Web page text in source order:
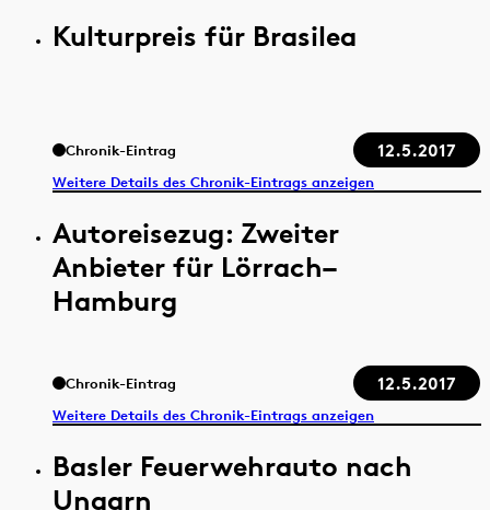
Kulturpreis für Brasilea
Chronik-Eintrag 12.5.2017
Weitere Details des Chronik-Eintrags anzeigen
Autoreisezug: Zweiter
Anbieter für Lörrach–
Hamburg
Chronik-Eintrag 12.5.2017
Weitere Details des Chronik-Eintrags anzeigen
Basler Feuerwehrauto nach
Ungarn